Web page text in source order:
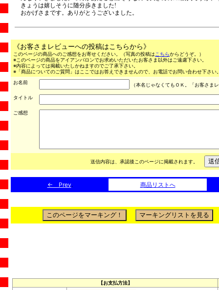
《お客さまレビューへの投稿はこちらから》
このページの商品へのご感想をお寄せください。（写真の投稿は こちらからどうぞ。）
※このページの商品をアイアンバロンでお求めいただいたお客さま以外はご遠慮下さい。
※内容によっては掲載いたしかねますのでご了承下さい。
※「商品についてのご質問」はここではお答えできませんので、お電話でお問い合わせ下さ
お名前
（本名じゃなくてもＯＫ。「お客さま
タイトル
ご感想
送信内容は、承認後このページに掲載されます。
← Prev. 商品リストへ
【お支払方法】